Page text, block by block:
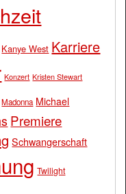
Kanye West Karriere
Konzert Kristen Stewart
Madonna Michael
Premiere
Schwangerschaft
Twilight